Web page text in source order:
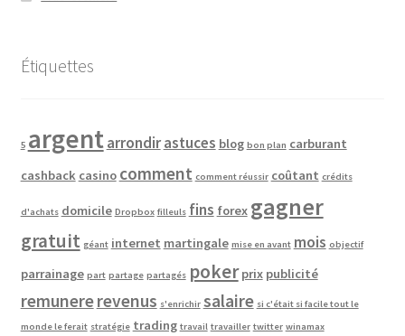
Étiquettes
5 argentarrondirastuces blog bon plan carburant
cashback casino comment comment réussir coûtant crédits
d'achats domicile Dropbox filleuls fins forex gagner
gratuit géant internet martingale mise en avant mois objectif
parrainage part partage partagés poker prix publicité
remunererevenus s'enrichir salaire si c'était si facile tout le
monde le ferait stratégie trading travail travailler twitter winamax